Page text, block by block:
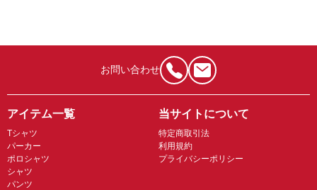
お問い合わせ
アイテム一覧
Tシャツ
パーカー
ポロシャツ
シャツ
パンツ
当サイトについて
特定商取引法
利用規約
プライバシーポリシー